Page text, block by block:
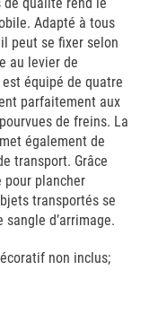
Adapté à tous
peut se fixer selon
au levier de
équipé de quatre
parfaitement aux
de freins. La
également de
transport. Grâce
pour plancher
transportés se
d’arrimage.
non inclus;